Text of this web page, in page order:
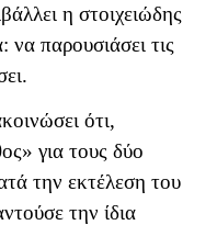
η στοιχειώδης
να παρουσιάσει τις
ότι,
για τους δύο
την εκτέλεση του
την ίδια